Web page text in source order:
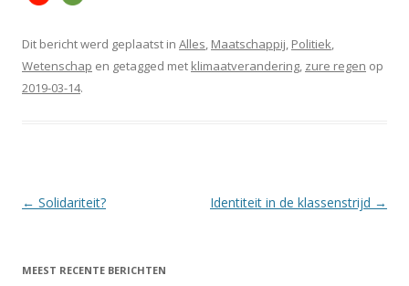
Dit bericht werd geplaatst in Alles, Maatschappij, Politiek,
Wetenschap en getagged met klimaatverandering, zure regen op
2019-03-14.
Berichtnavigatie
← Solidariteit? Identiteit in de klassenstrijd →
MEEST RECENTE BERICHTEN